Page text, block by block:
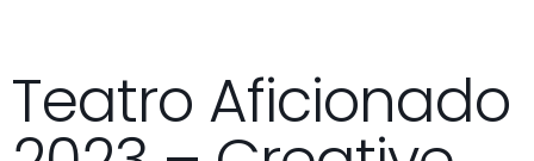
Teatro Aficionado